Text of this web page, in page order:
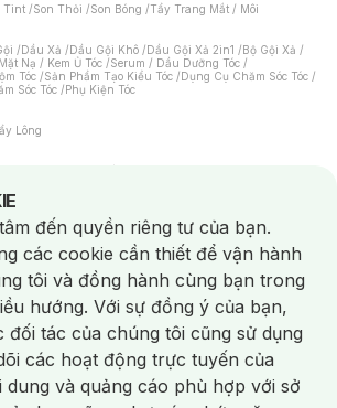
Tint /Son Thỏi /Son Bóng /Tẩy Trang Mắt / Môi
/Dầu Xả /Dầu Gội Khô /Dầu Gội Xả 2in1 /Bộ Gội Xả /
Mặt Nạ / Kem Ủ Tóc /Serum / Dầu Dưỡng Tóc /
Tóc /Sản Phẩm Tạo Kiểu Tóc /Dụng Cụ Chăm Sóc Tóc /
Sóc Tóc /Phụ Kiện Tóc
Lông
/Máy Massage/Mặt Nạ Xông Hơi /Nước Rửa Tay/
/Bàn Chải Đánh Răng /Bàn Chải Điện/
Răng /Máy Tăm Nước/ Nước Súc Miệng/
Miệng / Dung Dịch Vệ Sinh/Dưỡng Vùng Kín/
/Băng Vệ Sinh/Tampon/Bọt Cạo Râu /Dao Cạo Râu/
/ Da Khô / Mất Nước/ Da Lão Hóa/ Da Mụn/
Da Xỉn Màu Thâm / Nám / Tàn Nhang
Sẹo /Viêm Da Cơ Địa
Da
Mặt Khô Dụng Cụ / Máy Rửa Mặt Máy Chăm Sóc Da
usage
đến quyền riêng tư của bạn.
các cookie cần thiết để vận hành
tôi và đồng hành cùng bạn trong
hướng. Với sự đồng ý của bạn,
đối tác của chúng tôi cũng sử dụng
các hoạt động trực tuyến của
dung và quảng cáo phù hợp với sở